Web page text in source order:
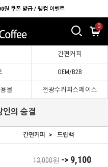
원 쿠폰 발급 / 웰컴 이벤트
0
간편커피
OEM/B2B
몰 전광수커피스페이스
인의 숨결
간편커피 드립백
13,000원 -> 9,100